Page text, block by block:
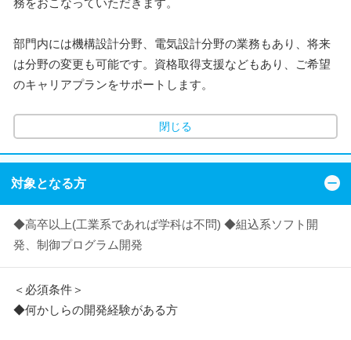
部門内には機構設計分野、電気設計分野の業務もあり、将来
は分野の変更も可能です。資格取得支援などもあり、ご希望
のキャリアプランをサポートします。
閉じる
対象となる方
◆高卒以上(工業系であれば学科は不問) ◆組込系ソフト開
発、制御プログラム開発
＜必須条件＞
◆何かしらの開発経験がある方